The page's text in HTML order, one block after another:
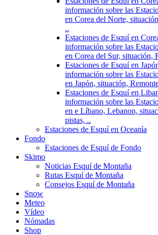
información sobre las
en Corea del Norte,
..
Estaciones de Esquí en
información sobre las
en Corea del Sur, situación,
Estaciones de Esquí en
información sobre las
en Japón, situación,
Estaciones de Esquí en
información sobre las
en e Líbano, Lebanon,
pistas, ..
Estaciones de Esquí en Oceanía
Fondo
Estaciones de Esquí de Fondo
Skimo
Noticias Esquí de Montaña
Rutas Esquí de Montaña
Consejos Esquí de Montaña
Snow
Meteo
Vídeo
Nómadas
Shop